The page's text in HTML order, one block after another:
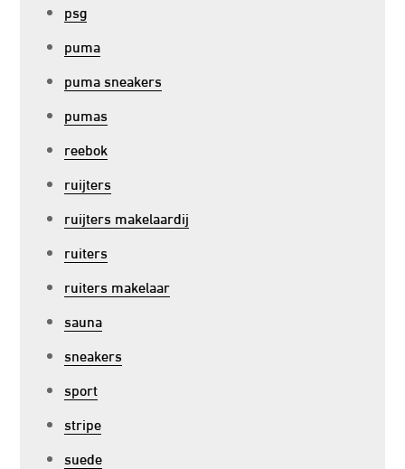
psg
puma
puma sneakers
pumas
reebok
ruijters
ruijters makelaardij
ruiters
ruiters makelaar
sauna
sneakers
sport
stripe
suede